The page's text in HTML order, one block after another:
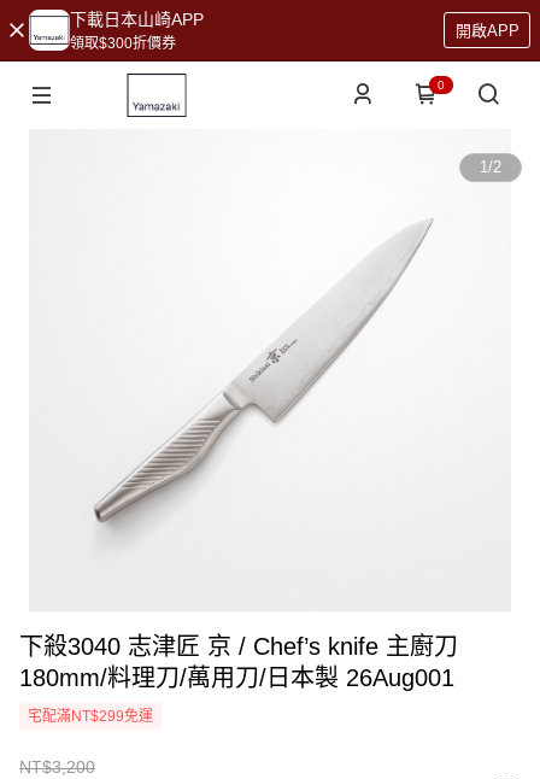
下載日本山崎APP
領取$300折價券
開啟APP
0
1/2
下殺3040 志津匠 京 / Chef’s knife 主廚刀
180mm/料理刀/萬用刀/日本製 26Aug001
宅配滿NT$299免運
NT$3,200